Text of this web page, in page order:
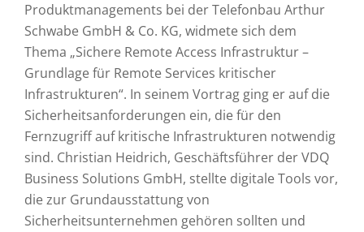
Produktmanagements bei der Telefonbau Arthur
Schwabe GmbH & Co. KG, widmete sich dem
Thema „Sichere Remote Access Infrastruktur –
Grundlage für Remote Services kritischer
Infrastrukturen“. In seinem Vortrag ging er auf die
Sicherheitsanforderungen ein, die für den
Fernzugriff auf kritische Infrastrukturen notwendig
sind. Christian Heidrich, Geschäftsführer der VDQ
Business Solutions GmbH, stellte digitale Tools vor,
die zur Grundausstattung von
Sicherheitsunternehmen gehören sollten und